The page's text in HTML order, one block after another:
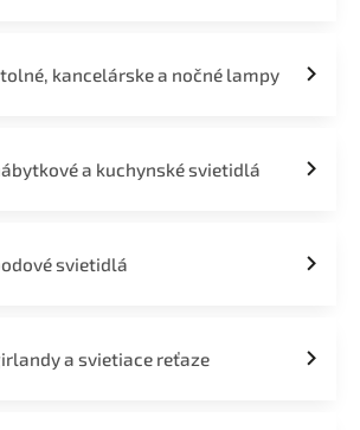
kancelárske a nočné lampy
a kuchynské svietidlá
svietidlá
a svietiace reťaze